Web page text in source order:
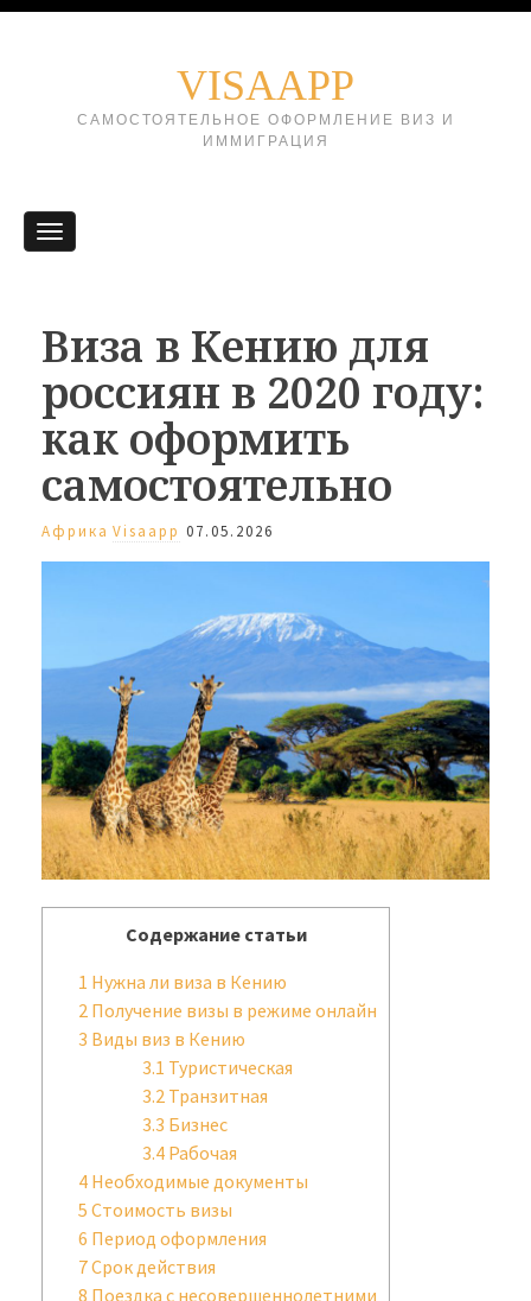
VISAAPP
САМОСТОЯТЕЛЬНОЕ ОФОРМЛЕНИЕ ВИЗ И
ИММИГРАЦИЯ
Виза в Кению для
россиян в 2020 году:
как оформить
самостоятельно
Африка Visaapp 07.05.2026
Содержание статьи
1 Нужна ли виза в Кению
2 Получение визы в режиме онлайн
3 Виды виз в Кению
3.1 Туристическая
3.2 Транзитная
3.3 Бизнес
3.4 Рабочая
4 Необходимые документы
5 Стоимость визы
6 Период оформления
7Срок действия
8 Поездка с несовершеннолетними